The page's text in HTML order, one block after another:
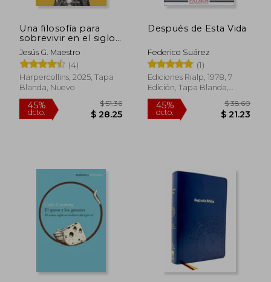
45%
dcto. $ 26.25
45%
Una filosofía para
sobrevivir en el siglo
XXI
Jesús G. Maestro
(4)
Harpercollins, 2025, Tapa
Blanda, Nuevo
Después de Esta Vida
Federico Suárez
(1)
Ediciones Rialp, 1978, 7
Edición, Tapa Blanda,
Nuevo